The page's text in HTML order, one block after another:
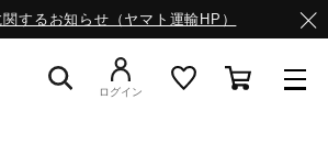
するお知らせ（ヤマト運輸HP）
ログイン